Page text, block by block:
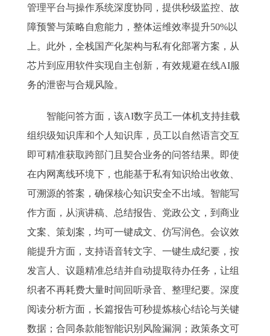
管理平台与操作系统深度协同，提供秒级监控、故
障预警与策略自愈能力，整体运维效率提升50%以
上。此外，全栈国产化架构与私有化部署方案，从
芯片到应用软件实现自主创新，有效规避在线AI服
务的泄密与合规风险。
智能问答方面，该AI数字员工一体机支持挂载
组织级知识库和个人知识库，员工以自然语言交互
即可精准获取跨部门且契合业务的问答结果。即使
在内网离线环境下，也能基于私有知识给出收敛、
可溯源的答案，确保核心知识安全不出域。智能写
作方面，从演讲稿、总结报告、党政公文，到商业
文案、策划案，均可一键成文、仿写润色。会议效
能提升方面，支持语音转文字、一键生成纪要，按
发言人、议题精准总结并自动提取待办任务，让组
织者不再耗费大量时间回听录音、整理纪要。深度
阅读分析方面，长篇报告可秒提炼核心结论与关键
数据；合同条款能智能识别风险漏洞；政策条文可